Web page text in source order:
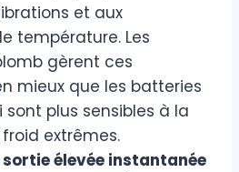
et aux
température. Les
gèrent ces
mieux que les batteries
plus sensibles à la
extrêmes.
élevée instantanée